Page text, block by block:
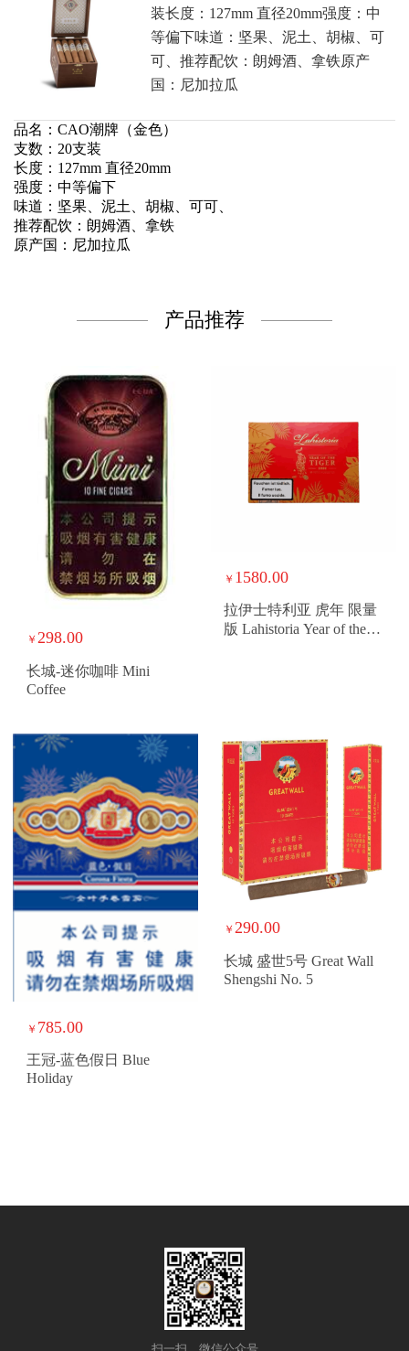
装长度：127mm 直径20mm强度：中
等偏下味道：坚果、泥土、胡椒、可
可、推荐配饮：朗姆酒、拿铁原产
国：尼加拉瓜
品名：CAO潮牌（金色）
支数：20支装
长度：127mm 直径20mm
强度：中等偏下
味道：坚果、泥土、胡椒、可可、
推荐配饮：朗姆酒、拿铁
原产国：尼加拉瓜
产品推荐
￥ 298.00
长城-迷你咖啡 Mini
Coffee
￥ 1580.00
拉伊士特利亚 虎年 限量
版 Lahistoria Year of the
￥ 785.00
王冠-蓝色假日 Blue
Holiday
￥ 290.00
长城 盛世5号 Great Wall
Shengshi No. 5